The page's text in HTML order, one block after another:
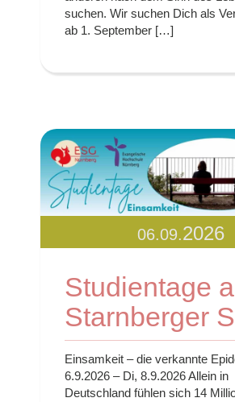
suchen. Wir suchen Dich als
ab 1. September […]
06.09.2026
Studientage
Starnberger
Einsamkeit – die verkannte
6.9.2026 – Di, 8.9.2026 Allein in
Deutschland fühlen sich 14